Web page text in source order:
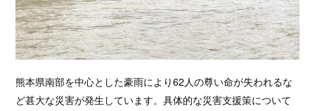
熊本県南部を中心とした豪雨により62人の尊い命が失われるな
ど甚大な災害が発生しています。具体的な災害支援策について